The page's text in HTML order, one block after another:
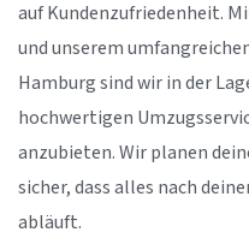
auf Kundenzufriedenheit.
und unserem
Hamburg sind wir in der
hochwertigen
anzubieten. Wir planen
sicher, dass alles nach
abläuft.